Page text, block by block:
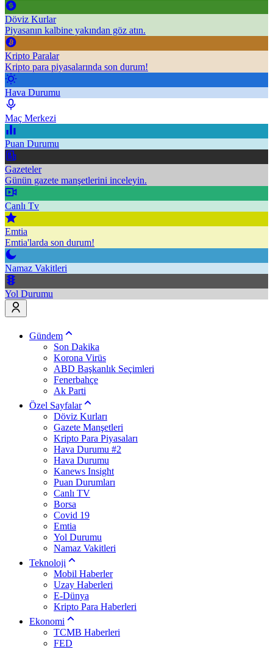
Döviz Kurlar
Piyasanın kalbine yakından göz atın.
Kripto Paralar
Kripto para piyasalarında son durum!
Hava Durumu
Maç Merkezi
Puan Durumu
Gazeteler
Günün gazete manşetlerini inceleyin.
Canlı Tv
Emtia
Emtia'larda son durum!
Namaz Vakitleri
Yol Durumu
Gündem
Son Dakika
Korona Virüs
ABD Başkanlık Seçimleri
Fenerbahçe
Ak Parti
Özel Sayfalar
Döviz Kurları
Gazete Manşetleri
Kripto Para Piyasaları
Hava Durumu #2
Hava Durumu
Kanews Insight
Puan Durumları
Canlı TV
Borsa
Covid 19
Emtia
Yol Durumu
Namaz Vakitleri
Teknoloji
Mobil Haberler
Uzay Haberleri
E-Dünya
Kripto Para Haberleri
Ekonomi
TCMB Haberleri
FED